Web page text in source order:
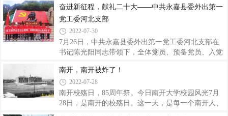
共识和自觉行动。哈尔滨市组织开展“领航强军向复
兴”新时代国防和军队建设成就图片巡展活动，齐齐
哈尔市组织国防公益广告优秀作品宣传展示活动，佳
木斯市组织全市中小学生国防教育主题演讲比赛
奋进新征程，献礼二十大——中共永嘉县委外出第一
党工委河北支部
2022-07-30
7月26日，中共永嘉县委外出第一党工委河北支部在
书记陈光阳同志带领下，全体党员、预备党员、入党
基地开展了“奋进新征程，献礼二十大”红七月主题党
日活动。盛夏七月，骄阳红似火，城市赛蒸笼，车行
数百里，入山得清凉。巍巍燕山高，潇潇易水寒，英
雄五壮士，威震狼牙山。当车队到达狼牙山红色革命
南开，南开被炸了！
2022-07-28
南开校殇日，85周年祭。今日南开大学校园风光7月
28日，是南开的校殇日。这一天，是每一个南开人、